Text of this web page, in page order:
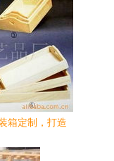
箱定制，打造